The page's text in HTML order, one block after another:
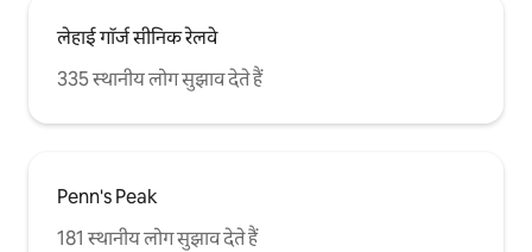
लेहाई गॉर्ज सीनिक रेलवे
335 स्थानीय लोग सुझाव देते हैं
Penn's Peak
181 स्थानीय लोग सुझाव देते हैं